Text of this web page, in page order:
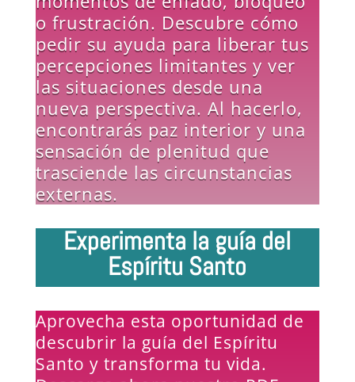
o frustración. Descubre cómo
pedir su ayuda para liberar tus
percepciones limitantes y ver
las situaciones desde una
nueva perspectiva. Al hacerlo,
encontrarás paz interior y una
sensación de plenitud que
trasciende las circunstancias
externas.
Experimenta la guía del
Espíritu Santo
Aprovecha esta oportunidad de
descubrir la guía del Espíritu
Santo y transforma tu vida.